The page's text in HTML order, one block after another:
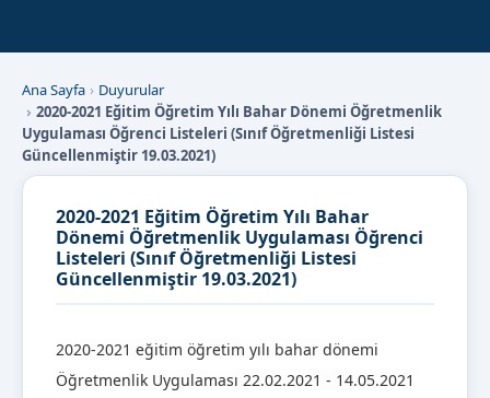
Ana Sayfa
Duyurular
2020-2021 Eğitim Öğretim Yılı Bahar Dönemi Öğretmenlik
Uygulaması Öğrenci Listeleri (Sınıf Öğretmenliği Listesi
Güncellenmiştir 19.03.2021)
2020-2021 Eğitim Öğretim Yılı Bahar
Dönemi Öğretmenlik Uygulaması Öğrenci
Listeleri (Sınıf Öğretmenliği Listesi
Güncellenmiştir 19.03.2021)
2020-2021 eğitim öğretim yılı bahar dönemi
Öğretmenlik Uygulaması 22.02.2021 - 14.05.2021